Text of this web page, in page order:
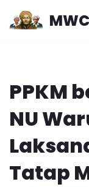
Lompat
PPKM
NU
Tatap